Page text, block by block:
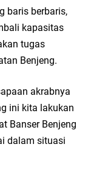
Hijrah Drs. H.
Wetan: Serap
baris berbaris,
kapasitas
tugas
Benjeng.
akrabnya
ini kita lakukan
Banser Benjeng
dalam situasi